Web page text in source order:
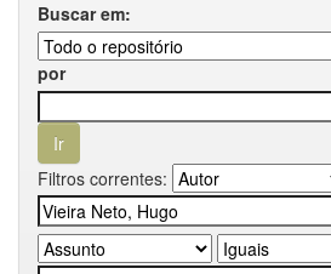
Buscar em:
por
Filtros correntes: